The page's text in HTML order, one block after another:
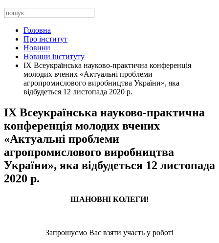
Головна
Про інститут
Новини
Новини інституту
ІХ Всеукраїнська науково-практична конференція
молодих вчених «Актуальні проблеми
агропромислового виробництва України», яка
відбудеться 12 листопада 2020 р.
ІХ Всеукраїнська науково-практична
конференція молодих вчених
«Актуальні проблеми
агропромислового виробництва
України», яка відбудеться 12 листопада
2020 р.
ШАНОВНІ КОЛЕГИ!
Запрошуємо Вас взяти участь у роботі